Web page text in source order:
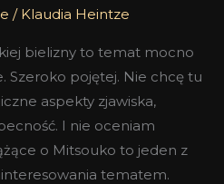
/ Klaudia Heintze
bielizny to temat mocno
Szeroko pojętej. Nie chcę tu
aspekty zjawiska,
I nie oceniam
o Mitsouko to jeden z
tematem.